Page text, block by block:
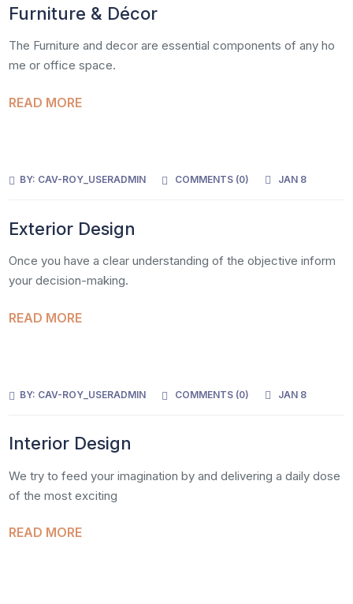
Furniture & Décor
The Furniture and decor are essential components of any ho
me or office space.
READ MORE
BY: CAV-ROY_USERADMIN COMMENTS (0) JAN 8
Exterior Design
Once you have a clear understanding of the objective inform
your decision-making.
READ MORE
BY: CAV-ROY_USERADMIN COMMENTS (0) JAN 8
Interior Design
We try to feed your imagination by and delivering a daily dose
of the most exciting
READ MORE